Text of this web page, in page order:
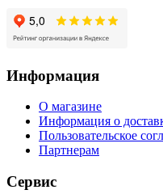
Информация
О магазине
Информация о
Пользовательское
Партнерам
Сервис